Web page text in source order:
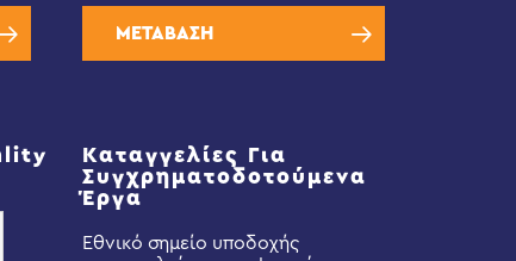
ΜΕΤΑΒΑΣΗ
Καταγγελίες Για
Συγχρηματοδοτούμενα
Έργα
Εθνικό σημείο υποδοχής